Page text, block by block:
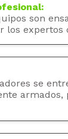
son
los expertos
se
armados,